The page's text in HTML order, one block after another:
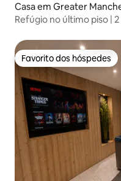
Casa em Greater
Refúgio no último piso |
Favorito dos hóspedes
Favorito dos hóspedes